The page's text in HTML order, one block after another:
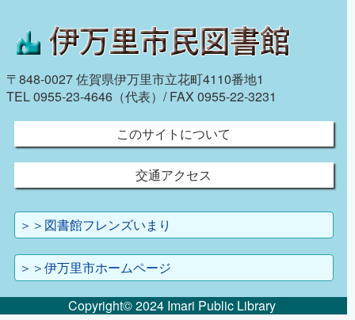
〒848-0027 佐賀県伊万里市立花町4110番地1
TEL 0955-23-4646（代表）/ FAX 0955-22-3231
このサイトについて
交通アクセス
＞＞図書館フレンズいまり
＞＞伊万里市ホームページ
Copyright© 2024 Imari Public Library